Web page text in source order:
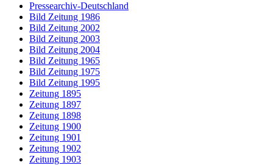
Pressearchiv-Deutschland
Bild Zeitung 1986
Bild Zeitung 2002
Bild Zeitung 2003
Bild Zeitung 2004
Bild Zeitung 1965
Bild Zeitung 1975
Bild Zeitung 1995
Zeitung 1895
Zeitung 1897
Zeitung 1898
Zeitung 1900
Zeitung 1901
Zeitung 1902
Zeitung 1903